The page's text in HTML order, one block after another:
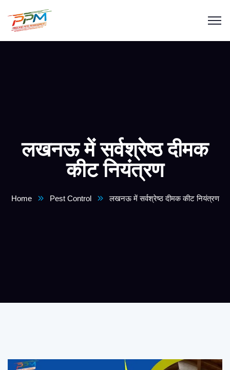
लखनऊ में सर्वश्रेष्ठ दीमक
कीट नियंत्रण
Home Pest Control लखनऊ में सर्वश्रेष्ठ दीमक कीट नियंत्रण